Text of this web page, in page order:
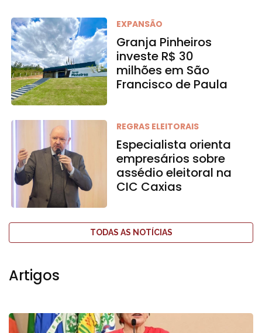
EXPANSÃO
Granja Pinheiros
investe R$ 30
milhões em São
Francisco de Paula
REGRAS ELEITORAIS
Especialista orienta
empresários sobre
assédio eleitoral na
CIC Caxias
TODAS AS NOTÍCIAS
Artigos